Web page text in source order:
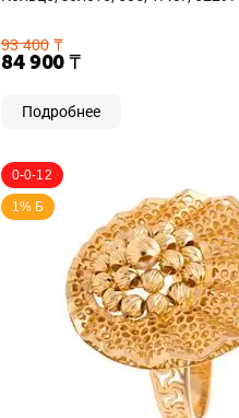
93 400 ₸
84 900₸
Подробнее
0-0-12
1% Б